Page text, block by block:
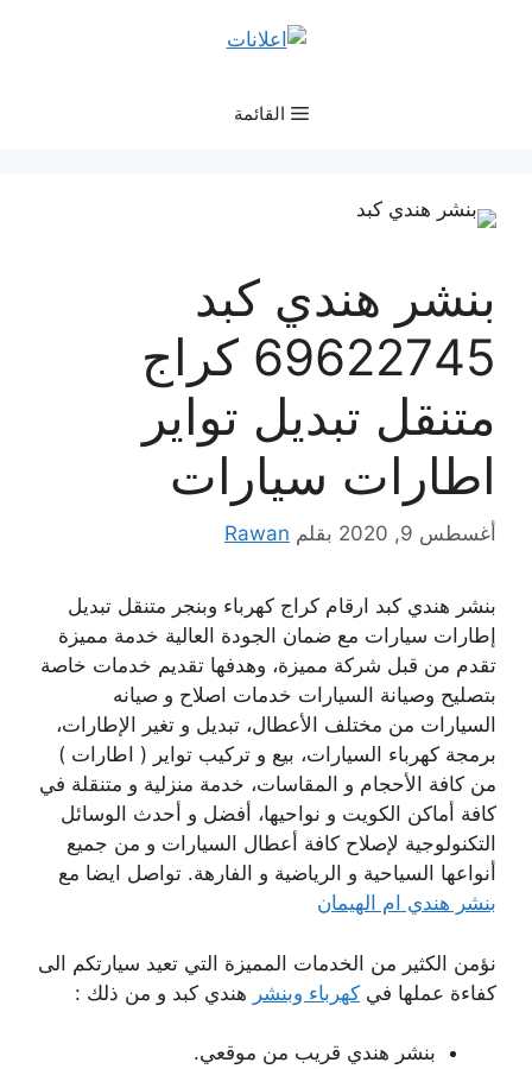
القائمة
بنشر هندي كبد
69622745 كراج
متنقل تبديل تواير
اطارات سيارات
أغسطس 9, 2020 بقلم Rawan
بنشر هندي كبد ارقام كراج كهرباء وبنجر متنقل تبديل
إطارات سيارات مع ضمان الجودة العالية خدمة مميزة
تقدم من قبل شركة مميزة، وهدفها تقديم خدمات خاصة
بتصليح وصيانة السيارات خدمات اصلاح و صيانه
السيارات من مختلف الأعطال، تبديل و تغير الإطارات،
برمجة كهرباء السيارات، بيع و تركيب تواير ( اطارات )
من كافة الأحجام و المقاسات، خدمة منزلية و متنقلة في
كافة أماكن الكويت و نواحيها، أفضل و أحدث الوسائل
التكنولوجية لإصلاح كافة أعطال السيارات و من جميع
أنواعها السياحية و الرياضية و الفارهة. تواصل ايضا مع
بنشر هندي ام الهيمان
نؤمن الكثير من الخدمات المميزة التي تعيد سيارتكم الى
كفاءة عملها في كهرباء وبنشر هندي كبد و من ذلك :
بنشر هندي قريب من موقعي.